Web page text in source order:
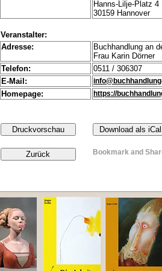
Hanns-Lilje-Platz 4
30159 Hannover
Veranstalter:
Adresse:
Buchhandlung an
Frau Karin Dörner
Telefon:
0511 / 306307
E-Mail:
Homepage: https://